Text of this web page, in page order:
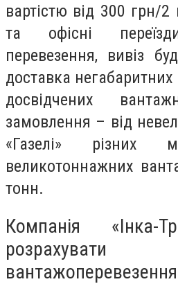
вартістю від 300 грн/2
та офісні
перевезення, вивіз
доставка негабаритних
досвідчених
замовлення – від
«Газелі» різних
великотоннажних
тонн.
Компанія
вантажоперевезення